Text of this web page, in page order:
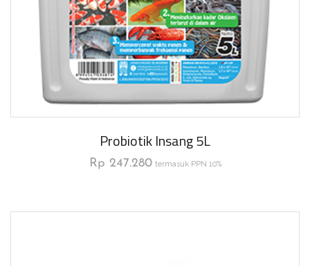
Probiotik Insang 5L
Rp 247.280 termasuk PPN 10%